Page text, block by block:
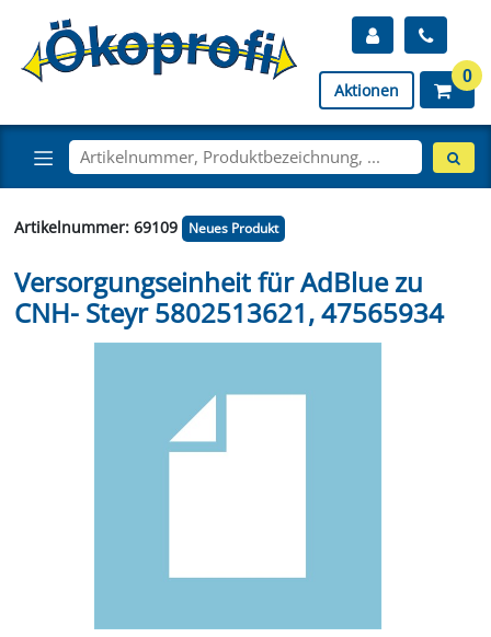
Aktionen
0
Artikelnummer: 69109 Neues Produkt
Versorgungseinheit für AdBlue zu
CNH- Steyr 5802513621, 47565934